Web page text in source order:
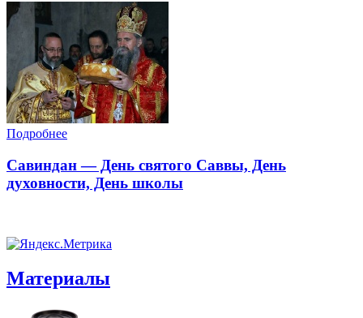
Подробнее
Савиндан — День святого Саввы, День
духовности, День школы
Материалы